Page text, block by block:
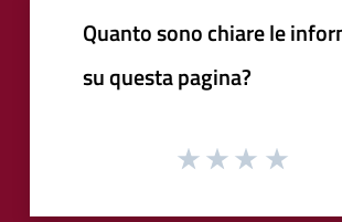
Quanto sono chiare le
su questa pagina?